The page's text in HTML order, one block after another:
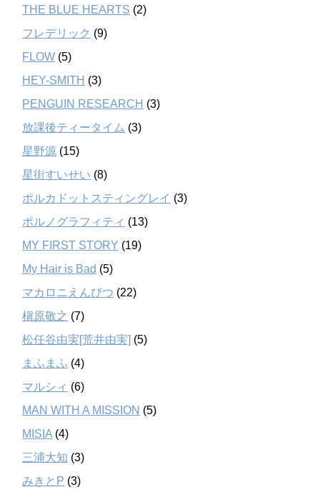
THE BLUE HEARTS (2)
フレデリック (9)
FLOW (5)
HEY-SMITH (3)
PENGUIN RESEARCH (3)
放課後ティータイム (3)
星野源 (15)
星街すいせい (8)
ポルカドットスティングレイ (3)
ポルノグラフィティ (13)
MY FIRST STORY (19)
My Hair is Bad (5)
マカロニえんぴつ (22)
槇原敬之 (7)
松任谷由実[荒井由実] (5)
まふまふ (4)
マルシィ (6)
MAN WITH A MISSION (5)
MISIA (4)
三浦大知 (3)
みきとP (3)